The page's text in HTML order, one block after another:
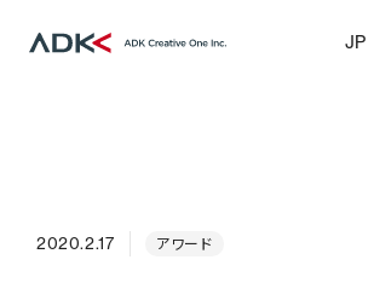
JP
2020.2.17 アワード